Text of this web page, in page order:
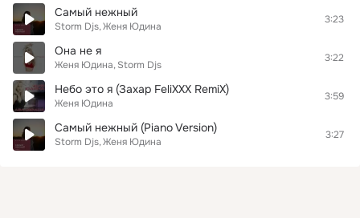
Самый нежный
Storm Djs Женя Юдина
3:23
Она не я
Женя Юдина Storm Djs
3:22
Небо это я (Захар FeliXXX RemiX)
Женя Юдина
3:59
Самый нежный (Piano Version)
Storm Djs Женя Юдина
3:27